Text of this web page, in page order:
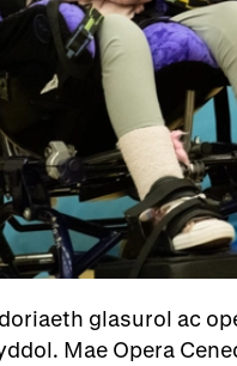
glasurol ac
Mae Opera